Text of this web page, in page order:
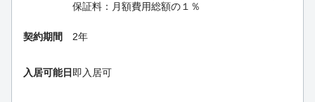
保証料：月額費用総額の１％
契約期間 2年
入居可能日 即入居可